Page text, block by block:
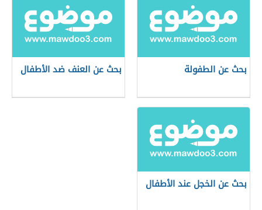
بحث عن الطفولة بحث عن العنف ضد الأطفال
بحث عن الخجل عند الأطفال